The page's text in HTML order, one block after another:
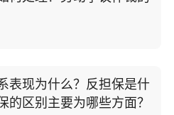
表现为什么？反担保是什
的区别主要为哪些方面？